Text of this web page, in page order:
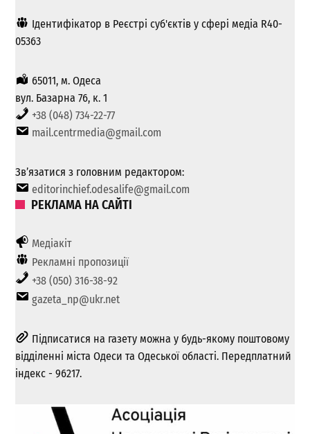
Ідентифікатор в Реєстрі суб'єктів у сфері медіа R40-
05363
65011, м. Одеса
вул. Базарна 76, к. 1
+38 (048) 734-22-77
mail.centrmedia@gmail.com
Зв’язатися з головним редактором:
editorinchief.odesalife@gmail.com
РЕКЛАМА НА САЙТІ
Медіакіт
Рекламні пропозиції
+38 (050) 316-38-92
gazeta_np@ukr.net
Підписатися на газету можна у будь-якому поштовому
відділенні міста Одеси та Одеської області. Передплатний
індекс - 96217.